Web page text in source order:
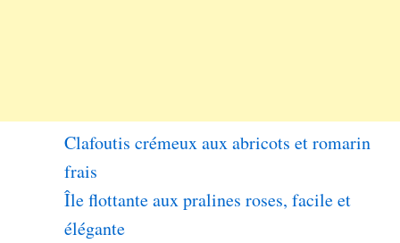
Clafoutis crémeux aux abricots et romarin
frais
Île flottante aux pralines roses, facile et
élégante